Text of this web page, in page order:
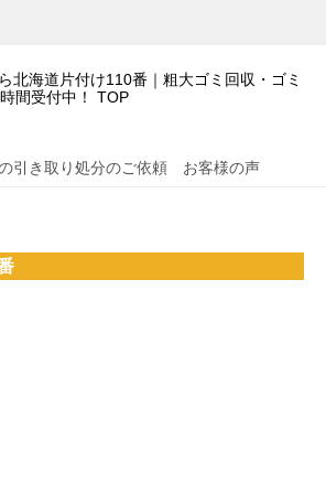
北海道片付け110番｜粗大ゴミ回収・ゴミ
間受付中！
TOP
引き取り処分のご依頼 お客様の声